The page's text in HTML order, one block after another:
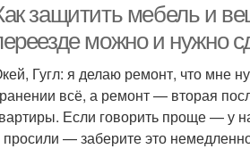
защитить мебель и
можно и нужно
Гугл: я делаю ремонт, что мне
всё, а ремонт — вторая
Если говорить проще — у
просили — заберите это